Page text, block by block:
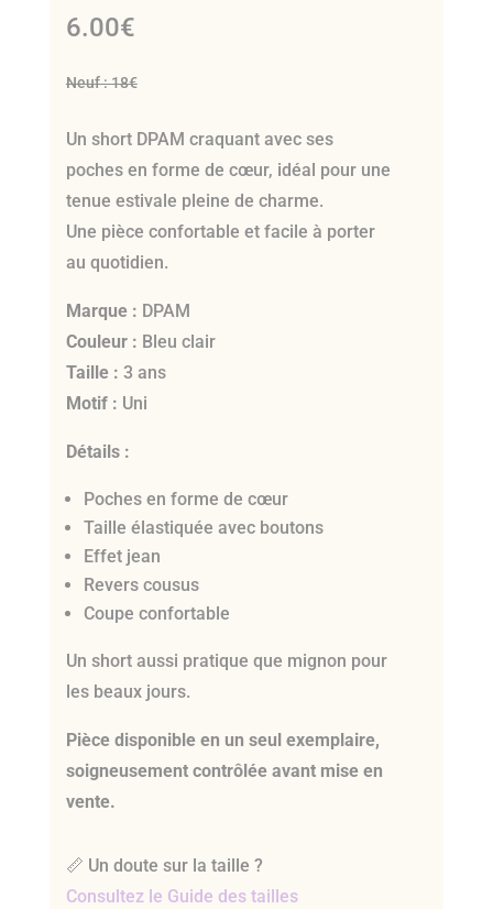
6.00€
Neuf : 18€
Un short DPAM craquant avec ses
poches en forme de cœur, idéal pour une
tenue estivale pleine de charme.
Une pièce confortable et facile à porter
au quotidien.
Marque : DPAM
Couleur : Bleu clair
Taille : 3 ans
Motif : Uni
Détails :
Poches en forme de cœur
Taille élastiquée avec boutons
Effet jean
Revers cousus
Coupe confortable
Un short aussi pratique que mignon pour
les beaux jours.
Pièce disponible en un seul exemplaire,
soigneusement contrôlée avant mise en
vente.
📏 Un doute sur la taille ?
Consultez le Guide des tailles